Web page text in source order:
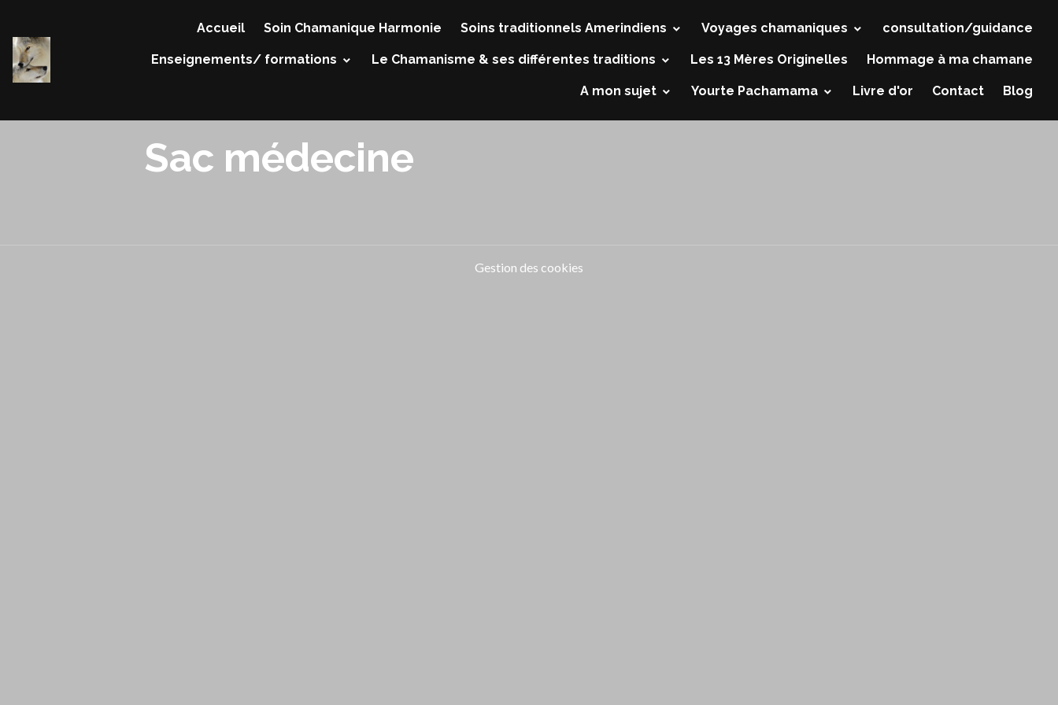
Accueil Soin Chamanique Harmonie Soins traditionnels Amerindiens Voyages chamaniques consultation/guidance
Enseignements/ formations Le Chamanisme & ses différentes traditions Les 13 Mères Originelles Hommage à ma chamane
A mon sujet Yourte Pachamama Livre d'or Contact Blog
Sac médecine
Gestion des cookies